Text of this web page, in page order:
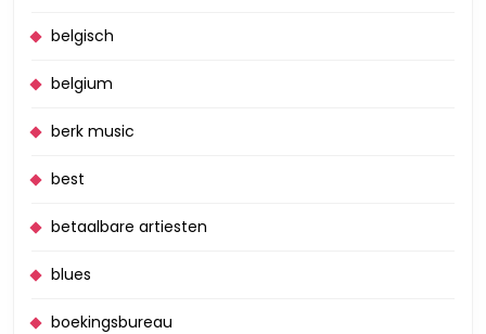
belgisch
belgium
berk music
best
betaalbare artiesten
blues
boekingsbureau